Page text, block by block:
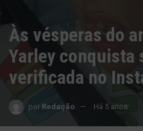
Às vésperas do
Yarley conquista
verificada no
por Redação Há 5 anos